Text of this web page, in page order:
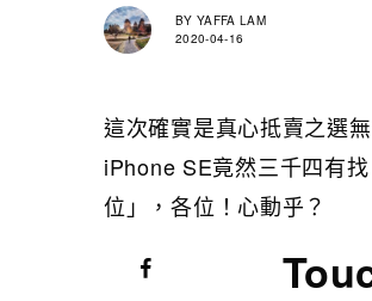
BY YAFFA LAM
2020-04-16
這次確實是真心抵賣之選
iPhone SE竟然三千四有
位」，各位！心動乎？